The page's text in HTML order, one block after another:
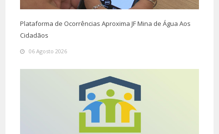
Plataforma de Ocorrências Aproxima JF Mina de Água Aos
Cidadãos
06 Agosto 2026